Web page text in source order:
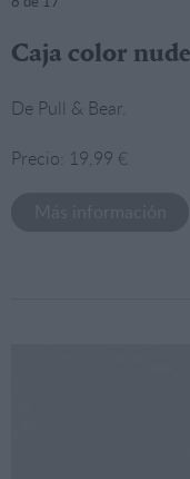
Caja color nude
De Pull & Bear.
Precio: 19,99 €